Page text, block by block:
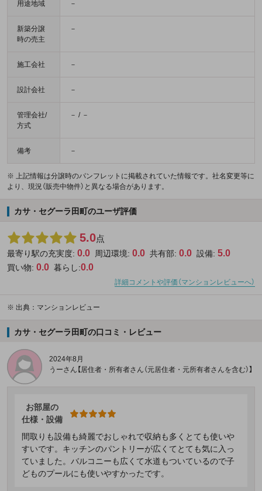
用途地域 －
新築分譲
時の売主
－
施工会社 －
設計会社 －
管理会社/
方式
－ / －
備考 －
※ 上記情報は分譲時のパンフレットに掲載されていた情報です。社名変更等に
より、現況（販売中物件）と異なる場合があります。
カサ・セグーラ田町のユーザ評価
5.0点
最寄り駅の充実度: 0.0 周辺環境: 0.0 共有部: 0.0 設備: 5.0
買い物: 0.0 暮らし:0.0
詳細コメントや評価（マンションレビューへ）
※ 出典：マンションレビュー
カサ・セグーラ田町の口コミ・レビュー
2024年8月
うーさん【居住者・所有者さん（元居住者・元所有者さんを含む）】
お部屋の
仕様・設備
間取りも設備も綺麗でおしゃれで収納も多くとても使いや
すいです。キッチンのパントリーが広くてとても気に入っ
ていました。バルコニーも広くて水道もついているので子
どものプールにも使いやすかったです。